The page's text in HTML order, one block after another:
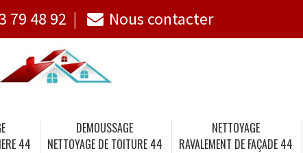
79 48 92 Nous contacter
44
DEMOUSSAGE
NETTOYAGE DE TOITURE 44
NETTOYAGE
RAVALEMENT DE FAÇADE 44